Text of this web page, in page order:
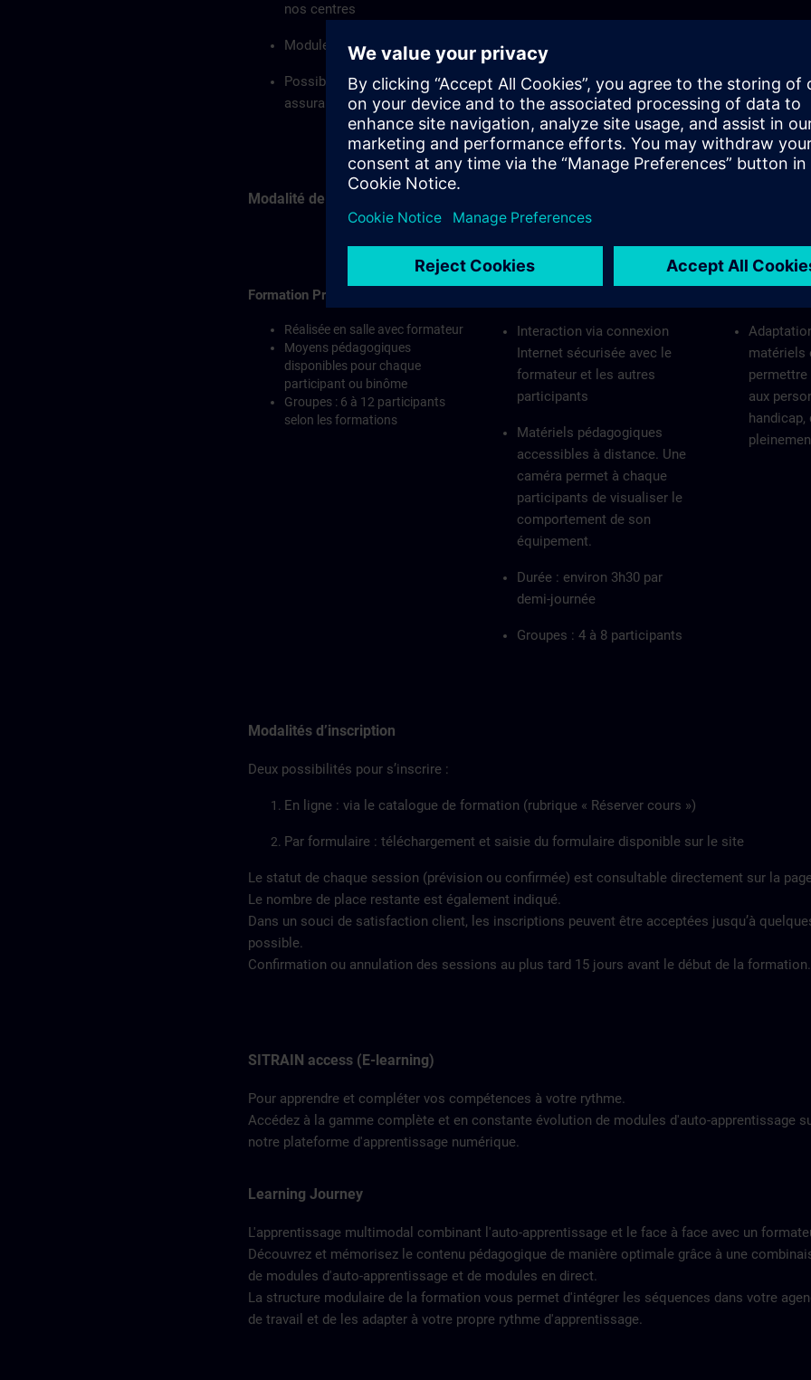
nos centres
Modules standards ou personnalisés selon votre cahier des charges
Possibilité d’utiliser les moyens pédagogiques du client, sous conditions de sécurité et
assurance
Modalité de réalisation et délai d'accès :
Formation Présentielle
Réalisée en salle avec formateur
Moyens pédagogiques
disponibles pour chaque
participant ou binôme
Groupes : 6 à 12 participants
selon les formations
Interaction via connexion
Internet sécurisée avec le
formateur et les autres
participants
Matériels pédagogiques
accessibles à distance. Une
caméra permet à chaque
participants de visualiser le
comportement de son
équipement.
Durée : environ 3h30 par
demi-journée
Groupes : 4 à 8 participants
matériels
aux
handicap,
Modalités d’inscription
Deux possibilités pour s’inscrire :
En ligne : via le catalogue de formation (rubrique « Réserver cours »)
Par formulaire : téléchargement et saisie du formulaire disponible sur le site
Le statut de chaque session (prévision ou confirmée) est consultable directement sur la
Le nombre de place restante est également indiqué.
Dans un souci de satisfaction client, les inscriptions peuvent être acceptées jusqu’à
possible.
Confirmation ou annulation des sessions au plus tard 15 jours avant le début de la formation.
SITRAIN access (E-learning)
Pour apprendre et compléter vos compétences à votre rythme.
Accédez à la gamme complète et en constante évolution de modules d'auto-apprentissage
notre plateforme d'apprentissage numérique.
Learning Journey
L'apprentissage multimodal combinant l'auto-apprentissage et le face à face avec un
Découvrez et mémorisez le contenu pédagogique de manière optimale grâce à une
de modules d'auto-apprentissage et de modules en direct.
La structure modulaire de la formation vous permet d'intégrer les séquences dans votre
de travail et de les adapter à votre propre rythme d'apprentissage.